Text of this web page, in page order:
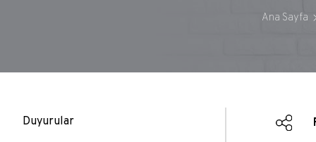
Ana Sayfa
Duyurular